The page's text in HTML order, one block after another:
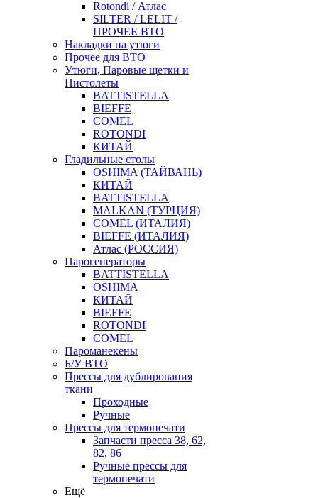
Rotondi / Атлас
SILTER / LELIT /
ПРОЧЕЕ ВТО
Накладки на утюги
Прочее для ВТО
Утюги, Паровые щетки и
Пистолеты
BATTISTELLA
BIEFFE
COMEL
ROTONDI
КИТАЙ
Гладильные столы
OSHIMA (ТАЙВАНЬ)
КИТАЙ
BATTISTELLA
MALKAN (ТУРЦИЯ)
COMEL (ИТАЛИЯ)
BIEFFE (ИТАЛИЯ)
Атлас (РОССИЯ)
Парогенераторы
BATTISTELLA
OSHIMA
КИТАЙ
BIEFFE
ROTONDI
COMEL
Пароманекены
Б/У ВТО
Прессы для дублирования
ткани
Проходные
Ручные
Прессы для термопечати
Запчасти пресса 38, 62,
82, 86
Ручные прессы для
термопечати
Ещё